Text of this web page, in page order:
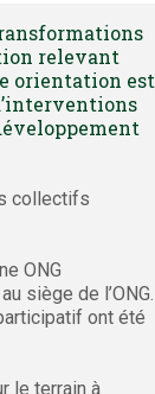
relevant
orientation est
collectifs
ONG
siège de l’ONG.
ont été
le terrain à